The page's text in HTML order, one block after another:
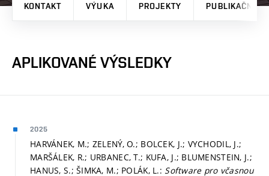
KONTAKT VÝUKA PROJEKTY PUBLIKAČNÍ
APLIKOVANÉ VÝSLEDKY
2025
HARVÁNEK, M.; ZELENÝ, O.; BOLCEK, J.; VYCHODIL, J.;
MARŠÁLEK, R.; URBANEC, T.; KUFA, J.; BLUMENSTEIN, J.;
HANUS, S.; ŠIMKA, M.; POLÁK, L.: Software pro včasnou